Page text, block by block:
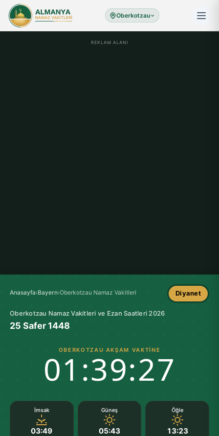
Oberkotzau
REKLAM ALANI
Anasayfa›Bayern›Oberkotzau Namaz Vakitleri Diyanet
Oberkotzau Namaz Vakitleri ve Ezan Saatleri 2026
25 Safer 1448
OBERKOTZAU AKŞAM VAKTINE
01:39:27
İmsak
03:49
Güneş
05:43
Öğle
13:23